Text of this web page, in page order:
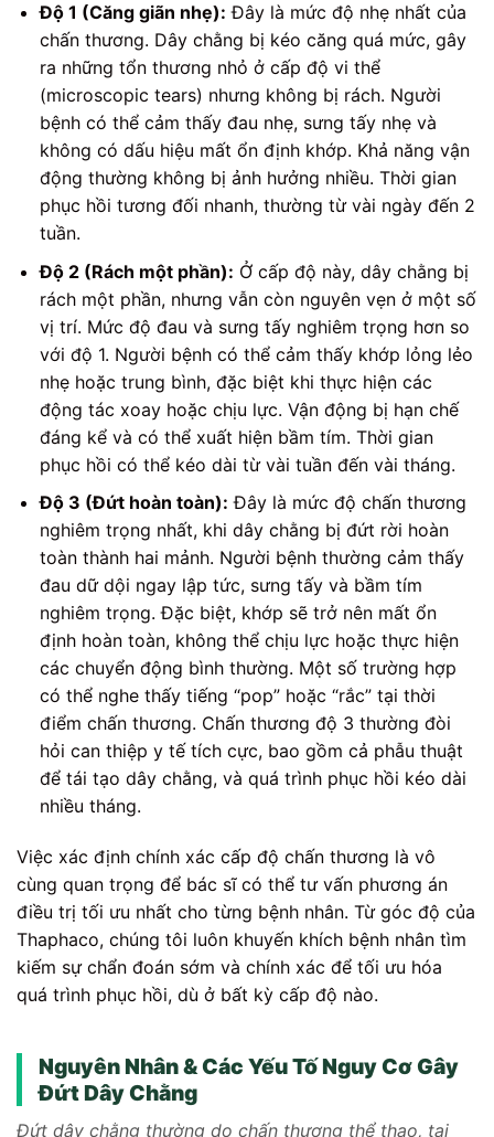
Độ 1 (Căng giãn nhẹ): Đây là mức độ nhẹ nhất của
chấn thương. Dây chằng bị kéo căng quá mức, gây
ra những tổn thương nhỏ ở cấp độ vi thể
(microscopic tears) nhưng không bị rách. Người
bệnh có thể cảm thấy đau nhẹ, sưng tấy nhẹ và
không có dấu hiệu mất ổn định khớp. Khả năng vận
động thường không bị ảnh hưởng nhiều. Thời gian
phục hồi tương đối nhanh, thường từ vài ngày đến 2
tuần.
Độ 2 (Rách một phần): Ở cấp độ này, dây chằng bị
rách một phần, nhưng vẫn còn nguyên vẹn ở một số
vị trí. Mức độ đau và sưng tấy nghiêm trọng hơn so
với độ 1. Người bệnh có thể cảm thấy khớp lỏng lẻo
nhẹ hoặc trung bình, đặc biệt khi thực hiện các
động tác xoay hoặc chịu lực. Vận động bị hạn chế
đáng kể và có thể xuất hiện bầm tím. Thời gian
phục hồi có thể kéo dài từ vài tuần đến vài tháng.
Độ 3 (Đứt hoàn toàn): Đây là mức độ chấn thương
nghiêm trọng nhất, khi dây chằng bị đứt rời hoàn
toàn thành hai mảnh. Người bệnh thường cảm thấy
đau dữ dội ngay lập tức, sưng tấy và bầm tím
nghiêm trọng. Đặc biệt, khớp sẽ trở nên mất ổn
định hoàn toàn, không thể chịu lực hoặc thực hiện
các chuyển động bình thường. Một số trường hợp
có thể nghe thấy tiếng “pop” hoặc “rắc” tại thời
điểm chấn thương. Chấn thương độ 3 thường đòi
hỏi can thiệp y tế tích cực, bao gồm cả phẫu thuật
để tái tạo dây chằng, và quá trình phục hồi kéo dài
nhiều tháng.
Việc xác định chính xác cấp độ chấn thương là vô
cùng quan trọng để bác sĩ có thể tư vấn phương án
điều trị tối ưu nhất cho từng bệnh nhân. Từ góc độ của
Thaphaco, chúng tôi luôn khuyến khích bệnh nhân tìm
kiếm sự chẩn đoán sớm và chính xác để tối ưu hóa
quá trình phục hồi, dù ở bất kỳ cấp độ nào.
Nguyên Nhân & Các Yếu Tố Nguy Cơ Gây
Đứt Dây Chằng
Đứt dây chằng thường do chấn thương thể thao, tai